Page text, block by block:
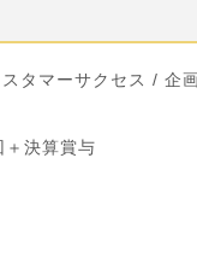
タマーサクセス / 企
決算賞与